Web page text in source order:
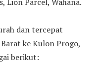
dan tercepat
ke Kulon Progo,
berikut: